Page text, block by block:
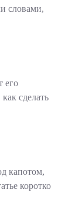
словами,
его
сделать
капотом,
коротко